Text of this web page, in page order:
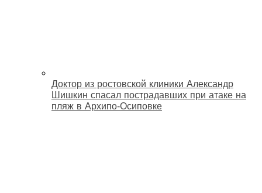
Доктор из ростовской клиники Александр
Шишкин спасал пострадавших при атаке на
пляж в Архипо‑Осиповке